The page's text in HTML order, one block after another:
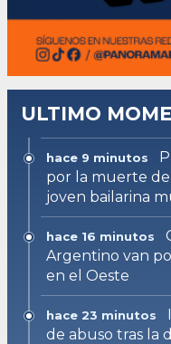
ULTIMO
hace 9 minutos
por la muerte
joven bailarina
hace 16 minutos
Argentino van
en el Oeste
hace 23 minutos
de abuso tras la